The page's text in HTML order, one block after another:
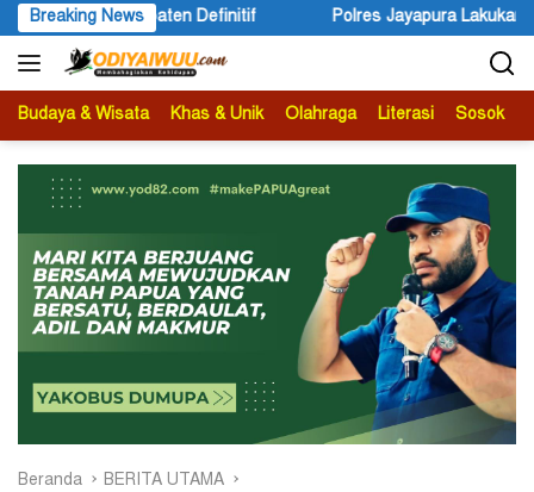
Langsung
ke
konten
Breaking News
Polres Jayapura Lakukan Penyelidikan Pasca Keracunan Akibat
Budaya & Wisata Khas & Unik Olahraga Literasi Sosok
Beranda BERITA UTAMA